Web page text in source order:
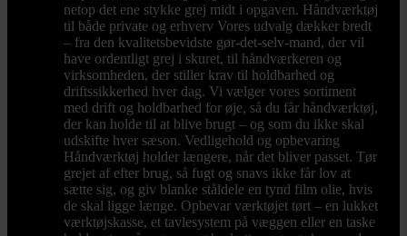
netop det ene stykke grej midt i opgaven. Håndværktøj
til både private og erhverv Vores udvalg dækker bredt
– fra den kvalitetsbevidste gør-det-selv-mand, der vil
have ordentligt grej i skuret, til håndværkeren og
virksomheden, der stiller krav til holdbarhed og
driftssikkerhed hver dag. Vi vælger vores sortiment
med drift og holdbarhed for øje, så du får håndværktøj,
der kan holde til at blive brugt – og som du ikke skal
udskifte hver sæson. Vedligehold og opbevaring
Håndværktøj holder længere, når det bliver passet. Tør
grejet af efter brug, så fugt og snavs ikke får lov at
sætte sig, og giv blanke ståldele en tynd film olie, hvis
de skal ligge længe. Opbevar værktøjet tørt – en lukket
værktøjskasse, et tavlesystem på væggen eller en taske